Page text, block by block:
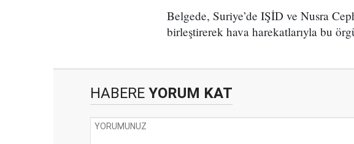
Belgede, Suriye’de IŞİD ve Nusra
birleştirerek hava harekatlarıyla bu
HABERE YORUM KAT